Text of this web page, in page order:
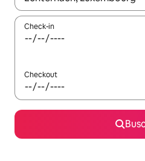
Check-in
Checkout